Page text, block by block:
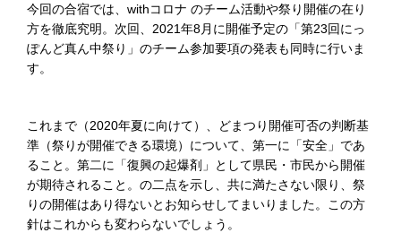
今回の合宿では、withコロナ のチーム活動や祭り開催の在り
方を徹底究明。次回、2021年8月に開催予定の「第23回にっ
ぽんど真ん中祭り」のチーム参加要項の発表も同時に行いま
す。
これまで（2020年夏に向けて）、どまつり開催可否の判断基
準（祭りが開催できる環境）について、第一に「安全」であ
ること。第二に「復興の起爆剤」として県民・市民から開催
が期待されること。の二点を示し、共に満たさない限り、祭
りの開催はあり得ないとお知らせしてまいりました。この方
針はこれからも変わらないでしょう。